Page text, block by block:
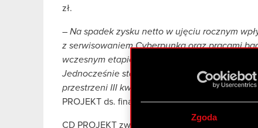
Zgoda
zł.
– Na spadek zysku netto w ujęciu rocznym
z serwisowaniem Cyberpunka oraz pracami
wczesnym etapie produkcji, ujmowane
Jednocześnie stan naszych rezerw
przestrzeni III kwartału zwiększył się o 55 mln zł
PROJEKT ds. finansowych.
CD PROJEKT zwiększył aktywność w obszarze